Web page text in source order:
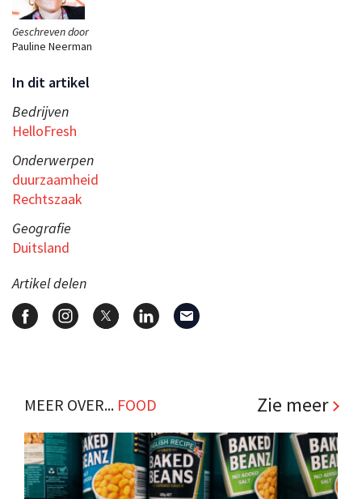
Geschreven door
Pauline Neerman
In dit artikel
Bedrijven
HelloFresh
Onderwerpen
duurzaamheid
Rechtszaak
Geografie
Duitsland
Artikel delen
MEER OVER... FOOD Zie meer